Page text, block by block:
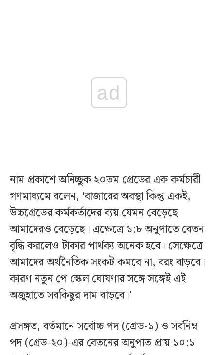
ad
নাম প্রকাশে অনিচ্ছুক ২০তম গ্রেডের এক কর্মচারী
গণমাধ্যমে বলেন, ‘বাজারের অবস্থা কিন্তু একই,
উচ্চগ্রেডের কর্মকর্তাদের ব্যয় যেমন বেড়েছে
আমাদেরও বেড়েছে। এক্ষেত্রে ১:৮ অনুপাতে বেতন
বৃদ্ধি করলেও টাকার পার্থক্য অনেক হবে। সেক্ষেত্রে
আমাদের অর্থনৈতিক সংকট কমবে না, বরং বাড়বে।
কারণ নতুন পে স্কেল ঘোষণার সঙ্গে সঙ্গেই এই
অজুহাতে সবকিছুর দাম বাড়বে।'
প্রসঙ্গত, বর্তমানে সর্বোচ্চ পদ (গ্রেড-১) ও সর্বনিম্ন
পদ (গ্রেড-২০)-এর বেতনের অনুপাত প্রায় ১০:১